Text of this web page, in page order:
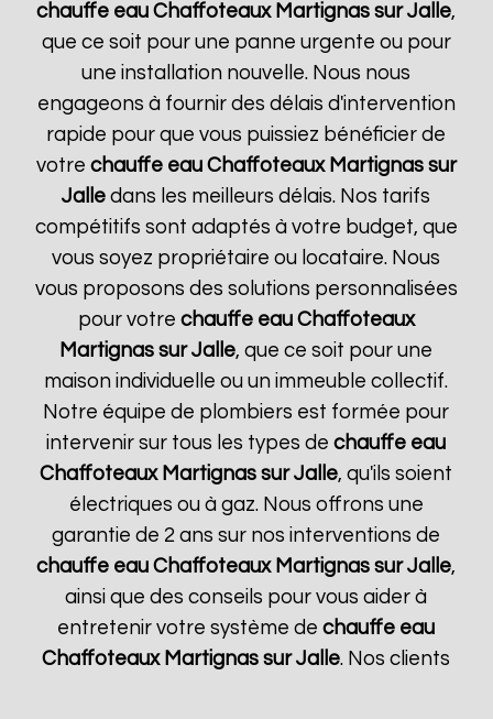
chauffe eau Chaffoteaux Martignas sur Jalle,
que ce soit pour une panne urgente ou pour
une installation nouvelle. Nous nous
engageons à fournir des délais d'intervention
rapide pour que vous puissiez bénéficier de
votre chauffe eau Chaffoteaux Martignas sur
Jalle dans les meilleurs délais. Nos tarifs
compétitifs sont adaptés à votre budget, que
vous soyez propriétaire ou locataire. Nous
vous proposons des solutions personnalisées
pour votre chauffe eau Chaffoteaux
Martignas sur Jalle, que ce soit pour une
maison individuelle ou un immeuble collectif.
Notre équipe de plombiers est formée pour
intervenir sur tous les types dechauffe eau
Chaffoteaux Martignas sur Jalle, qu'ils soient
électriques ou à gaz. Nous offrons une
garantie de 2 ans sur nos interventions de
chauffe eau Chaffoteaux Martignas sur Jalle,
ainsi que des conseils pour vous aider à
entretenir votre système dechauffe eau
Chaffoteaux Martignas sur Jalle. Nos clients